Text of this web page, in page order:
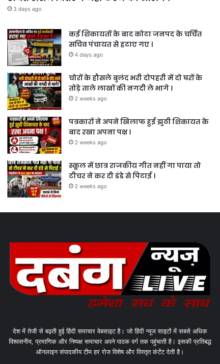
3 days ago
कई शिकायतों के बाद कोटा जनपद के चर्चित
सचिव पंचायत से हटाए गए ।
4 days ago
चोरों के हौसले बुलंद भरी दोपहरी में दो घरों के
तोड़े ताले लाखों की नगदी ले भागे ।
2 weeks ago
पत्रकारों ने अपने खिलाफ हुई झुठी शिकायत के
बाद रखा अपना पक्ष ।
2 weeks ago
स्कूल में छात्र राजकीय गीत नहीं गा पाया तो
टीचर ने कर दी डंडे से पिटाई ।
2 weeks ago
देश में तेजी से बढ़ती हुई हिंदी समाचार वेबसाइट है। जो हिंदी न्यूज साइटों में सबसे अधिक
विश्वसनीय, प्रमाणिक और निष्पक्ष समाचार अपने पाठक वर्ग तक पहुंचाती है। इसकी प्रतिबद्ध
ऑनलाइन संपादकीय टीम हर रोज विशेष और विस्तृत कंटेंट देती है।